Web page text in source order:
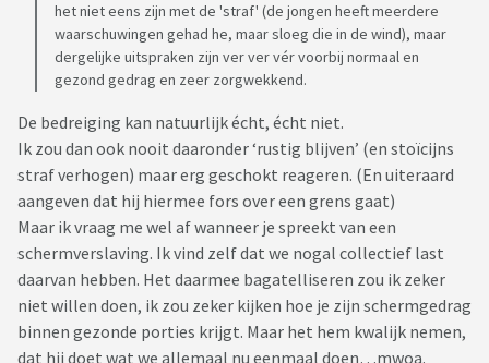
het niet eens zijn met de 'straf' (de jongen heeft meerdere
waarschuwingen gehad he, maar sloeg die in de wind), maar
dergelijke uitspraken zijn ver ver vér voorbij normaal en
gezond gedrag en zeer zorgwekkend.
De bedreiging kan natuurlijk écht, écht niet.
Ik zou dan ook nooit daaronder ‘rustig blijven’ (en stoïcijns
straf verhogen) maar erg geschokt reageren. (En uiteraard
aangeven dat hij hiermee fors over een grens gaat)
Maar ik vraag me wel af wanneer je spreekt van een
schermverslaving. Ik vind zelf dat we nogal collectief last
daarvan hebben. Het daarmee bagatelliseren zou ik zeker
niet willen doen, ik zou zeker kijken hoe je zijn schermgedrag
binnen gezonde porties krijgt. Maar het hem kwalijk nemen,
dat hij doet wat we allemaal nu eenmaal doen…mwoa.